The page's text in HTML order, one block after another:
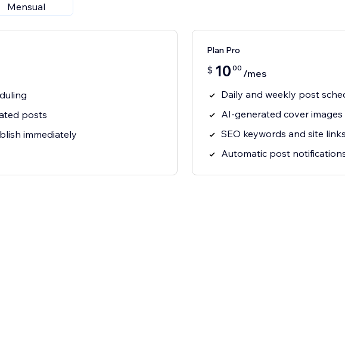
Mensual
posts
immediately
Plan Pro
$ 10 00 /mes
Daily and weekly post
AI-generated cover images
SEO keywords and site links
Automatic post